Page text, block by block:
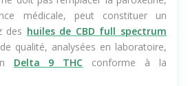
doit pas remplacer la paroxétine,
médicale, peut constituer un
deshuiles de CBD full spectrum
qualité, analysées en laboratoire,